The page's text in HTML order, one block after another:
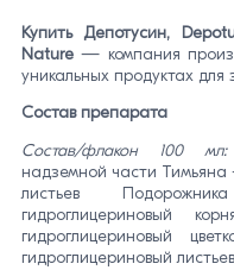
Купить Депотусин,
Nature— компания
уникальных продуктах
Состав препарата
Состав/флакон 100
надземной части Тимьяна
листьев
гидроглицериновый
гидроглицериновый
гидроглицериновый